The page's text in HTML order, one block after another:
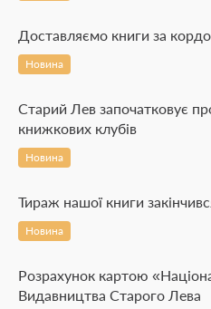
Доставляємо книги за
Новина
Старий Лев започатковує
книжкових клубів
Новина
Тираж нашої книги
Новина
Розрахунок картою
Видавництва Старого Лева